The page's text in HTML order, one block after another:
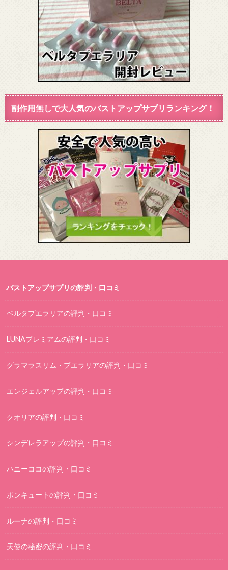
副作用無しで大人気のバストアップサプリランキング！
バストアップサプリの評判・口コミ
ベルタプエラリアの評判・口コミ
LUNAプレミアムの評判・口コミ
グラマラスリム・プエラリアの評判・口コミ
エンジェルアップの評判・口コミ
クオリアの評判・口コミ
シンデレラアップの評判・口コミ
ハニーココの評判・口コミ
ボンキュートの評判・口コミ
ルーナの評判・口コミ
天使の秘密の評判・口コミ